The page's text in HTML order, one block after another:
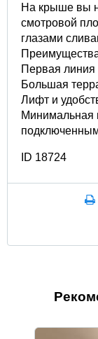
На крыше вы
смотровой
глазами
Первая
Большая
Лифт и
Минимальная
ID 18724